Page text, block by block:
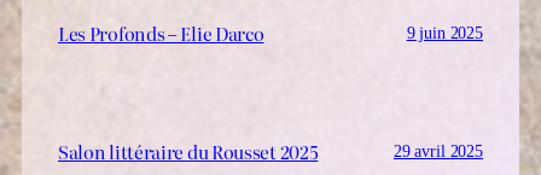
Les Profonds – Elie Darco 9 juin 2025
Salon littéraire du Rousset 2025 29 avril 2025